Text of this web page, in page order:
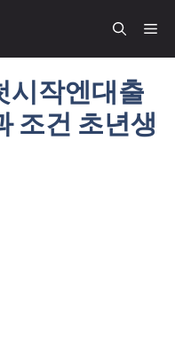
메
시작엔대출
조건 초년생